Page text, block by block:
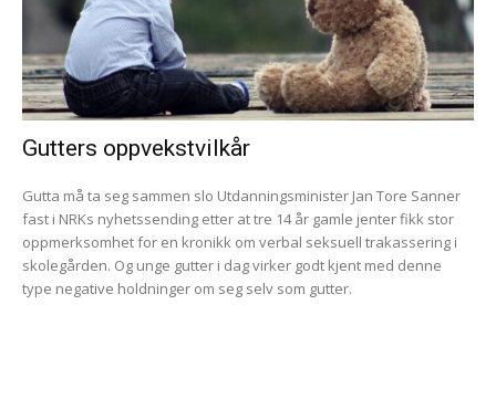
Gutters oppvekstvilkår
Gutta må ta seg sammen slo Utdanningsminister Jan Tore Sanner
fast i NRKs nyhetssending etter at tre 14 år gamle jenter fikk stor
oppmerksomhet for en kronikk om verbal seksuell trakassering i
skolegården. Og unge gutter i dag virker godt kjent med denne
type negative holdninger om seg selv som gutter.